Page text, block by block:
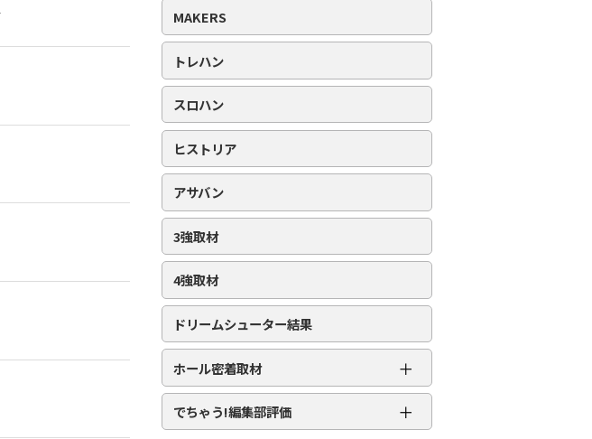
PICK番付
MAKERS
トレハン
スロハン
ヒストリア
アサバン
3強取材
4強取材
ドリームシューター結果
ホール密着取材 ＋
APRO流星群取材
三大天
でちゃう!編集部評価 ＋